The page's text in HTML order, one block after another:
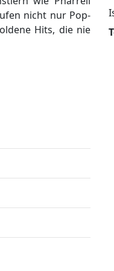
nicht nur Pop-
Hits, die nie